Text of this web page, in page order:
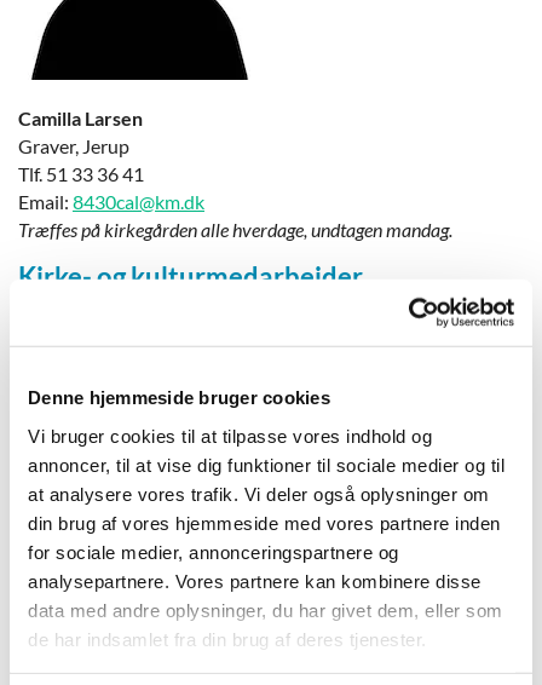
Denne hjemmeside bruger cookies
Vi bruger cookies til at tilpasse vores indhold og
annoncer, til at vise dig funktioner til sociale medier og til
at analysere vores trafik. Vi deler også oplysninger om
din brug af vores hjemmeside med vores partnere inden
for sociale medier, annonceringspartnere og
analysepartnere. Vores partnere kan kombinere disse
data med andre oplysninger, du har givet dem, eller som
de har indsamlet fra din brug af deres tjenester.
Camilla Larsen
Graver, Jerup
Tlf. 51 33 36 41
Email: 8430cal@km.dk
Træffes på kirkegården alle hverdage, undtagen mandag.
Kirke- og kulturmedarbejder
Heidi Højer
Strandby og Elling Kirke
Tlf. 40 30 04 12
Email:smh.ellingstrandby@gmail.com